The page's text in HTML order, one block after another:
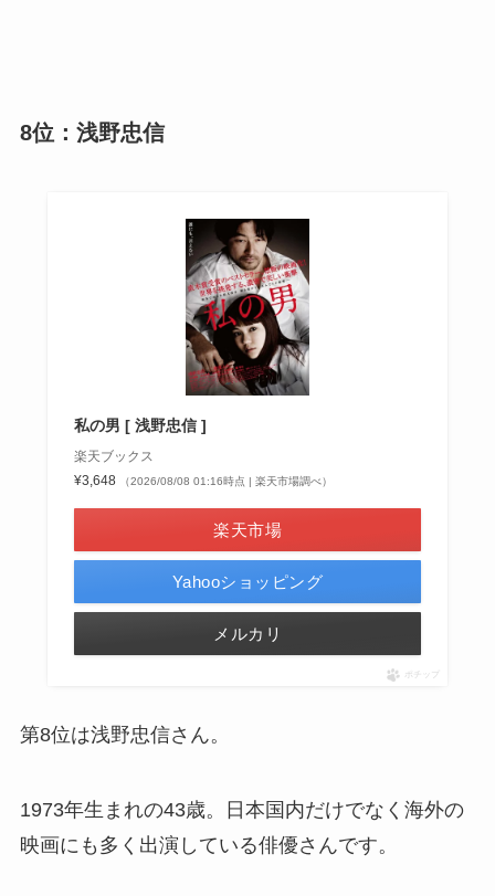
8位：浅野忠信
私の男 [ 浅野忠信 ]
楽天ブックス
¥3,648
（2026/08/08 01:16時点 | 楽天市場調べ）
楽天市場
Yahooショッピング
メルカリ
ポチップ
第8位は浅野忠信さん。
1973年生まれの43歳。日本国内だけでなく海外の
映画にも多く出演している俳優さんです。